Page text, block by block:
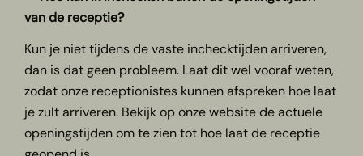
van de receptie?
Kun je niet tijdens de vaste inchecktijden arriveren,
dan is dat geen probleem. Laat dit wel vooraf weten,
zodat onze receptionistes kunnen afspreken hoe laat
je zult arriveren. Bekijk op onze website de actuele
openingstijden om te zien tot hoe laat de receptie